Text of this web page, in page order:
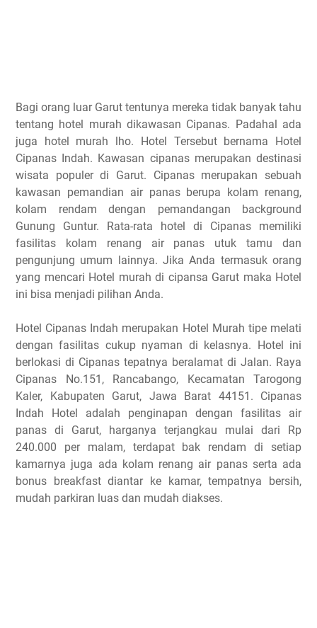
Bagi orang luar Garut tentunya mereka tidak banyak tahu
tentang hotel murah dikawasan Cipanas. Padahal ada
juga hotel murah lho. Hotel Tersebut bernama Hotel
Cipanas Indah. Kawasan cipanas merupakan destinasi
wisata populer di Garut. Cipanas merupakan sebuah
kawasan pemandian air panas berupa kolam renang,
kolam rendam dengan pemandangan background
Gunung Guntur. Rata-rata hotel di Cipanas memiliki
fasilitas kolam renang air panas utuk tamu dan
pengunjung umum lainnya. Jika Anda termasuk orang
yang mencari Hotel murah di cipansa Garut maka Hotel
ini bisa menjadi pilihan Anda.
Hotel Cipanas Indah merupakan Hotel Murah tipe melati
dengan fasilitas cukup nyaman di kelasnya. Hotel ini
berlokasi di Cipanas tepatnya beralamat di Jalan. Raya
Cipanas No.151, Rancabango, Kecamatan Tarogong
Kaler, Kabupaten Garut, Jawa Barat 44151. Cipanas
Indah Hotel adalah penginapan dengan fasilitas air
panas di Garut, harganya terjangkau mulai dari Rp
240.000 per malam, terdapat bak rendam di setiap
kamarnya juga ada kolam renang air panas serta ada
bonus breakfast diantar ke kamar, tempatnya bersih,
mudah parkiran luas dan mudah diakses.